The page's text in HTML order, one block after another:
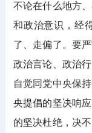
不论在什么地方
和政治意识，经
了、走偏了。要
政治言论、政治
自觉同党中央保
央提倡的坚决响
的坚决杜绝，决